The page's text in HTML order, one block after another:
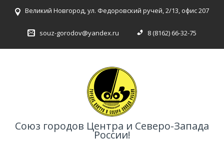
Великий Новгород, ул. Федоровский ручей, 2/13, офис 207
souz-gorodov@yandex.ru 8 (8162) 66-32-75
Союз городов Центра и Северо-Запада
России!